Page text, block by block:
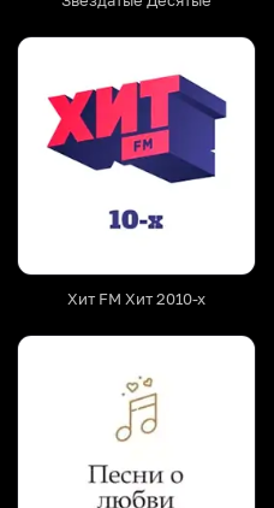
Хит FM Хит 2010-х